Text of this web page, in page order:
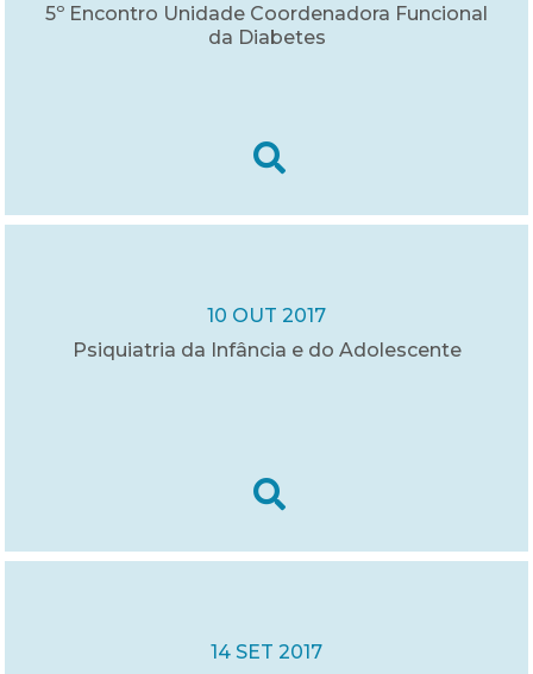
5º Encontro Unidade Coordenadora Funcional
da Diabetes
10 OUT 2017
Psiquiatria da Infância e do Adolescente
14 SET 2017